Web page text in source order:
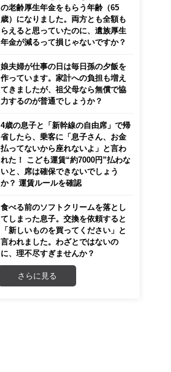
の老齢厚生年金をもらう年齢（65
歳）になりました。両方とも全額も
らえると思っていたのに、遺族厚生
年金が減るって損じゃないですか？
娘夫婦が仕事の日は毎日孫の夕飯を
作っています。家計への負担も増え
てきましたが、祖父母なら無償で協
力するのが普通でしょうか？
4歳の息子と「新幹線の自由席」で帰
省したら、乗客に「息子さん、お金
払ってないから座れないよ」と言わ
れた！ こども運賃“約7000円”払わな
いと、席は確保できないでしょう
か？ 運賃ルールを確認
食べる前のソフトクリームを落とし
てしまった息子。交換を依頼すると
「新しいものを買ってください」と
言われました。わざとではないの
に、理不尽すぎませんか？
さらに見る